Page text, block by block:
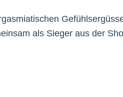
als Sieger aus der